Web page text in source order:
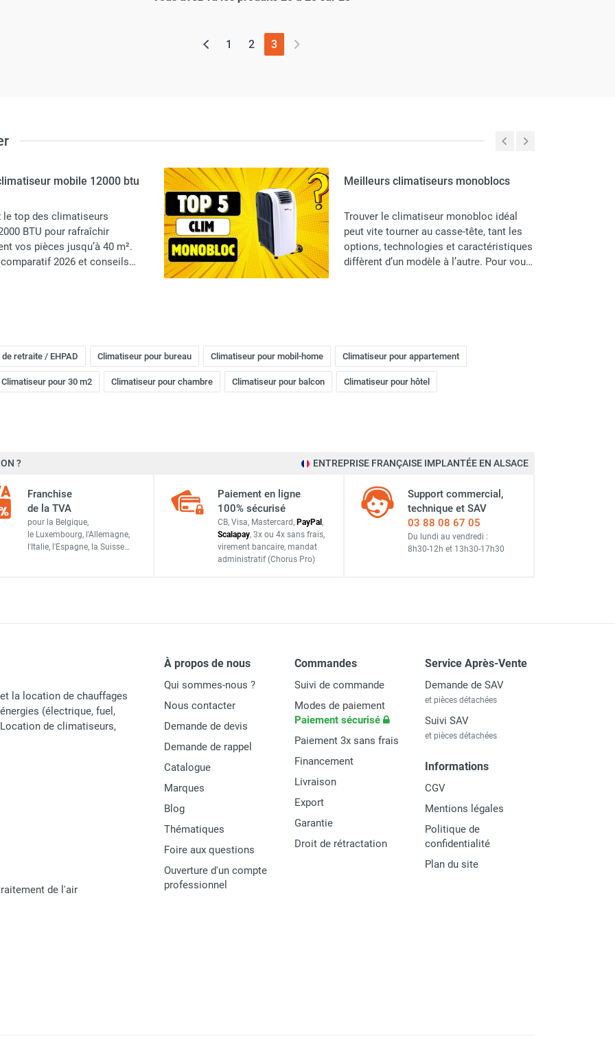
1 2 3(page actuelle)
mobile 12000 btu
le top des climatiseurs
BTU pour rafraîchir
vos pièces jusqu’à 40 m².
2026 et conseils
Meilleurs climatiseurs monoblocs
Trouver le climatiseur monobloc idéal
peut vite tourner au casse-tête, tant les
options, technologies et caractéristiques
diffèrent d’un modèle à l’autre. Pour vous
Frico ou Vortice. Découvrez pour chaque
référence ses principaux atouts et
limites, afin de sélectionner en toute
retraite / EHPAD Climatiseur pour bureau Climatiseur pour mobil-home Climatiseur pour appartement
Climatiseur pour 30 m2​ Climatiseur pour chambre Climatiseur pour balcon Climatiseur pour hôtel
? ENTREPRISE FRANÇAISE IMPLANTÉE EN ALSACE
Franchise
de la TVA
pour la Belgique,
le Luxembourg, l'Allemagne,
l'Italie, l'Espagne, la Suisse…
Paiement en ligne
100% sécurisé
CB, Visa, Mastercard, PayPal ,
Scalapay, 3x ou 4x sans frais,
virement bancaire, mandat
administratif (Chorus Pro)
Support commercial,
technique et SAV
03 88 08 67 05
Du lundi au vendredi :
8h30-12h et 13h30-17h30
la location de chauffages
(électrique, fuel,
de climatiseurs,
de l'air
À propos de nous
Qui sommes-nous ?
Nous contacter
Demande de devis
Demande de rappel
Catalogue
Marques
Blog
Thématiques
Foire aux questions
Ouverture d'un compte
professionnel
Commandes
Suivi de commande
Modes de paiement
Paiement sécurisé
Paiement 3x sans frais
Financement
Livraison
Export
Garantie
Droit de rétractation
Service Après-Vente
Demande de SAV
et pièces détachées
Suivi SAV
et pièces détachées
Informations
CGV
Mentions légales
Politique de
confidentialité
Plan du site